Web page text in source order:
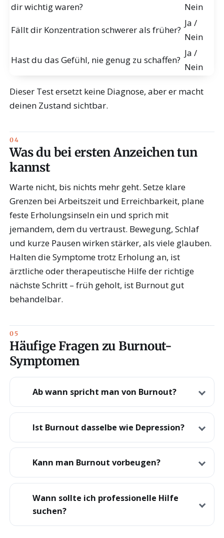
dir wichtig waren?
Nein
Fällt dir Konzentration schwerer als früher?
Ja /
Nein
Hast du das Gefühl, nie genug zu schaffen?
Ja /
Nein
Dieser Test ersetzt keine Diagnose, aber er macht
deinen Zustand sichtbar.
Was du bei ersten Anzeichen tun
kannst
Warte nicht, bis nichts mehr geht. Setze klare
Grenzen bei Arbeitszeit und Erreichbarkeit, plane
feste Erholungsinseln ein und sprich mit
jemandem, dem du vertraust. Bewegung, Schlaf
und kurze Pausen wirken stärker, als viele glauben.
Halten die Symptome trotz Erholung an, ist
ärztliche oder therapeutische Hilfe der richtige
nächste Schritt – früh geholt, ist Burnout gut
behandelbar.
Häufige Fragen zu Burnout-
Symptomen
Ab wann spricht man von Burnout?
Ist Burnout dasselbe wie Depression?
Kann man Burnout vorbeugen?
Wann sollte ich professionelle Hilfe
suchen?